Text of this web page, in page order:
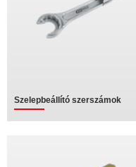
Szelepbeállító szerszámok